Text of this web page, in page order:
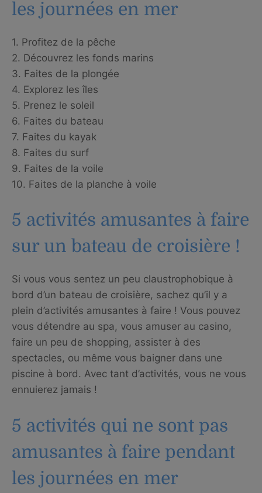
les journées en mer
1. Profitez de la pêche
2. Découvrez les fonds marins
3. Faites de la plongée
4. Explorez les îles
5. Prenez le soleil
6. Faites du bateau
7. Faites du kayak
8. Faites du surf
9. Faites de la voile
10. Faites de la planche à voile
5 activités amusantes à faire
sur un bateau de croisière !
Si vous vous sentez un peu claustrophobique à
bord d’un bateau de croisière, sachez qu’il y a
plein d’activités amusantes à faire ! Vous pouvez
vous détendre au spa, vous amuser au casino,
faire un peu de shopping, assister à des
spectacles, ou même vous baigner dans une
piscine à bord. Avec tant d’activités, vous ne vous
ennuierez jamais !
5 activités qui ne sont pas
amusantes à faire pendant
les journées en mer